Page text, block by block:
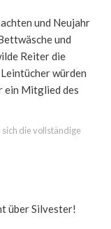
und Neujahr
und
Reiter die
würden
ein Mitglied des
sich die vollständige
über Silvester!